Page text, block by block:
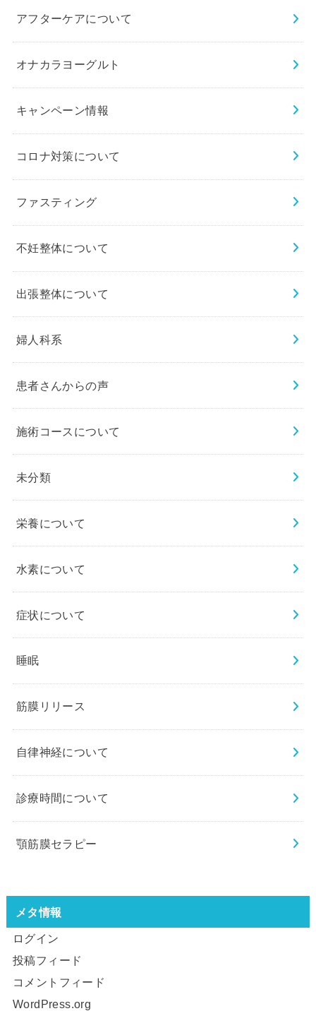
アフターケアについて
オナカラヨーグルト
キャンペーン情報
コロナ対策について
ファスティング
不妊整体について
出張整体について
婦人科系
患者さんからの声
施術コースについて
未分類
栄養について
水素について
症状について
睡眠
筋膜リリース
自律神経について
診療時間について
顎筋膜セラピー
メタ情報
ログイン
投稿フィード
コメントフィード
WordPress.org